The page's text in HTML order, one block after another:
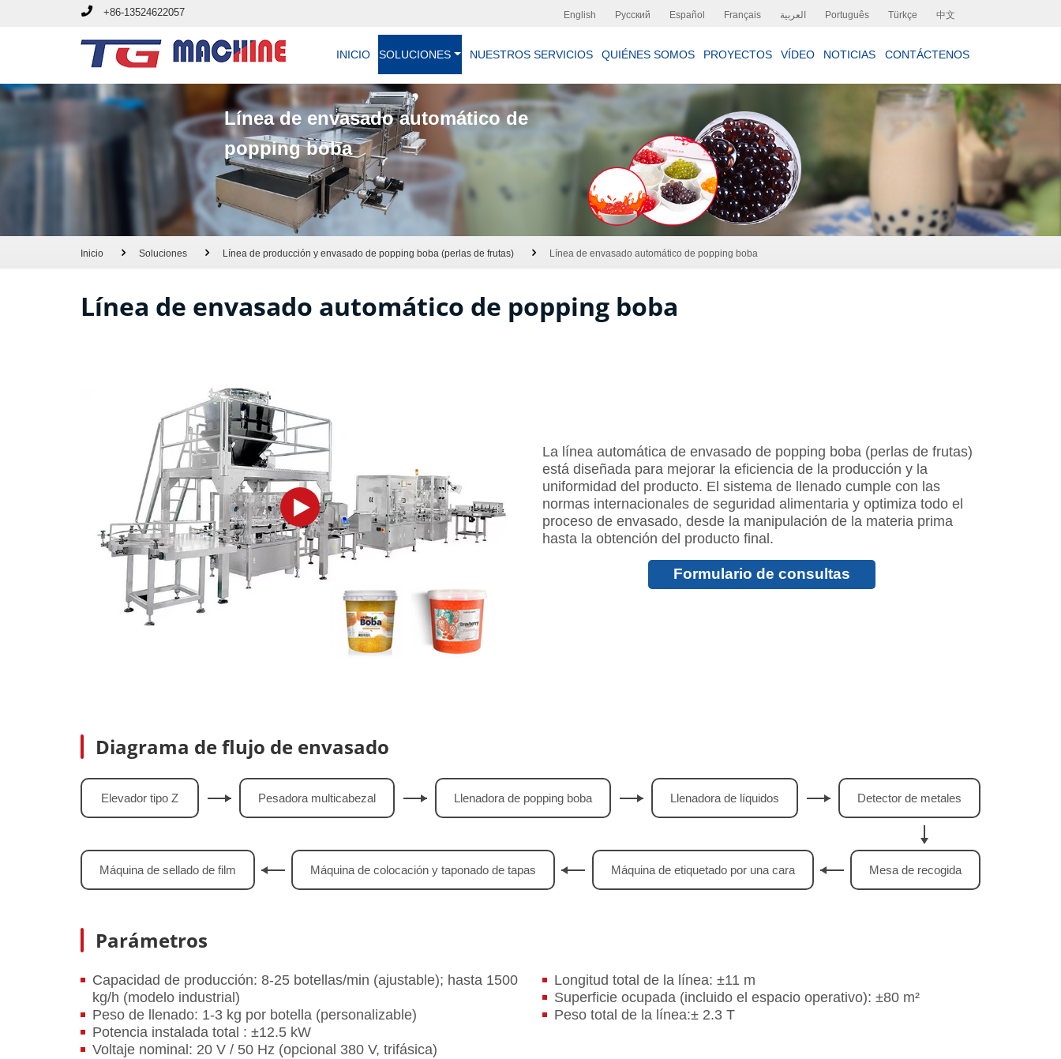
+86-13524622057 English Русский Español Français العربية Português Türkçe 中文
INICIO SOLUCIONES NUESTROS SERVICIOS QUIÉNES SOMOS PROYECTOS VÍDEO NOTICIAS CONTÁCTENOS
Línea de envasado automático de
popping boba
Inicio Soluciones Línea de producción y envasado de popping boba (perlas de frutas) Línea de envasado automático de popping boba
Línea de envasado automático de popping boba
La línea automática de envasado de popping boba (perlas de frutas)
está diseñada para mejorar la eficiencia de la producción y la
uniformidad del producto. El sistema de llenado cumple con las
normas internacionales de seguridad alimentaria y optimiza todo el
proceso de envasado, desde la manipulación de la materia prima
hasta la obtención del producto final.
Formulario de consultas
Diagrama de flujo de envasado
Elevador tipo Z Pesadora multicabezal Llenadora de popping boba Llenadora de líquidos Detector de metales
Máquina de sellado de film Máquina de colocación y taponado de tapas Máquina de etiquetado por una cara Mesa de recogida
Parámetros
Capacidad de producción: 8-25 botellas/min (ajustable); hasta 1500
kg/h (modelo industrial)
Peso de llenado: 1-3 kg por botella (personalizable)
Potencia instalada total : ±12.5 kW
Voltaje nominal: 20 V / 50 Hz (opcional 380 V, trifásica)
Longitud total de la línea: ±11 m
Superficie ocupada (incluido el espacio operativo): ±80 m²
Peso total de la línea:± 2.3 T